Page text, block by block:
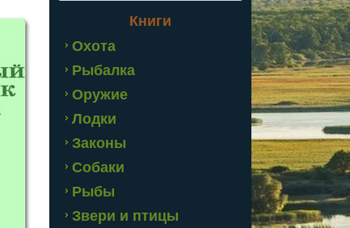
Книги
Охота
Рыбалка
Оружие
Лодки
Законы
Собаки
Рыбы
Звери и птицы